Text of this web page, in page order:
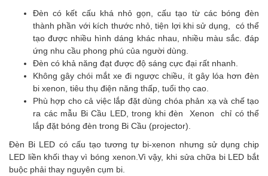
Đèn có kết cấu khá nhỏ gọn, cấu tạo từ các bóng đèn
thành phần với kích thước nhỏ, tiện lợi khi sử dụng, có thể
tạo được nhiều hình dáng khác nhau, nhiều màu sắc. đáp
ứng nhu cầu phong phú của người dùng.
Đèn có khả năng đạt được độ sáng cực đại rất nhanh.
Không gây chói mắt xe đi ngược chiều, ít gây lóa hơn đèn
bi xenon, tiêu thụ điện năng thấp, tuổi thọ cao.
Phù hợp cho cả việc lắp đặt dùng chóa phản xạ và chế tạo
ra các mẫu Bi Cầu LED, trong khi đèn Xenon chỉ có thể
lắp đặt bóng đèn trong Bi Cầu (projector).
Đèn Bi LED có cấu tạo tương tự bi-xenon nhưng sử dụng chip
LED liền khối thay vì bóng xenon.Vì vậy, khi sửa chữa bi LED bắt
buộc phải thay nguyên cụm bi.